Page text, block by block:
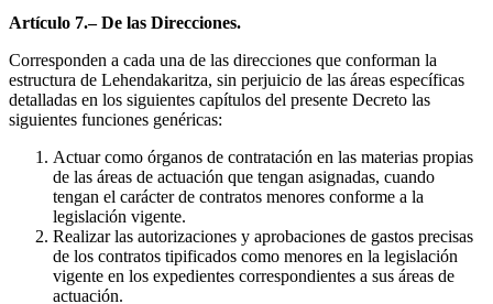
Artículo 7.– De las Direcciones.
Corresponden a cada una de las direcciones que conforman la
estructura de Lehendakaritza, sin perjuicio de las áreas específicas
detalladas en los siguientes capítulos del presente Decreto las
siguientes funciones genéricas:
Actuar como órganos de contratación en las materias propias
de las áreas de actuación que tengan asignadas, cuando
tengan el carácter de contratos menores conforme a la
legislación vigente.
Realizar las autorizaciones y aprobaciones de gastos precisas
de los contratos tipificados como menores en la legislación
vigente en los expedientes correspondientes a sus áreas de
actuación.